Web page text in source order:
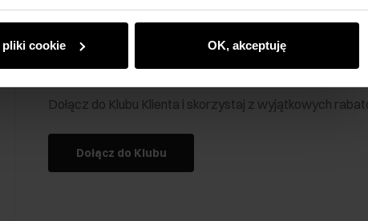
cookie OK, akceptuję
Klub Klienta Ochnik
Dołącz do Klubu Klienta i skorzystaj z wyjątkowych
Dołącz do Klubu